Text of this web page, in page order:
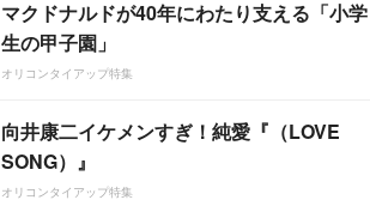
マクドナルドが40年にわたり支える「小学
生の甲子園」
オリコンタイアップ特集
向井康二イケメンすぎ！純愛『（LOVE
SONG）』
オリコンタイアップ特集